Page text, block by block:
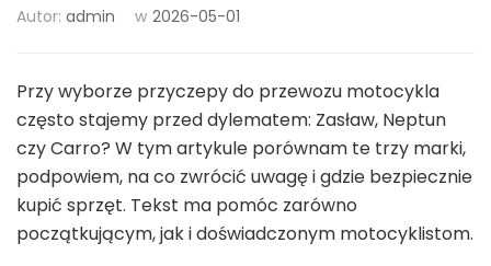
Autor: admin w 2026-05-01
Przy wyborze przyczepy do przewozu motocykla
często stajemy przed dylematem: Zasław, Neptun
czy Carro? W tym artykule porównam te trzy marki,
podpowiem, na co zwrócić uwagę i gdzie bezpiecznie
kupić sprzęt. Tekst ma pomóc zarówno
początkującym, jak i doświadczonym motocyklistom.